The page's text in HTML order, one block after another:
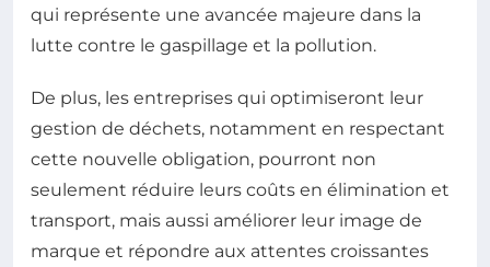
qui représente une avancée majeure dans la
lutte contre le gaspillage et la pollution.
De plus, les entreprises qui optimiseront leur
gestion de déchets, notamment en respectant
cette nouvelle obligation, pourront non
seulement réduire leurs coûts en élimination et
transport, mais aussi améliorer leur image de
marque et répondre aux attentes croissantes